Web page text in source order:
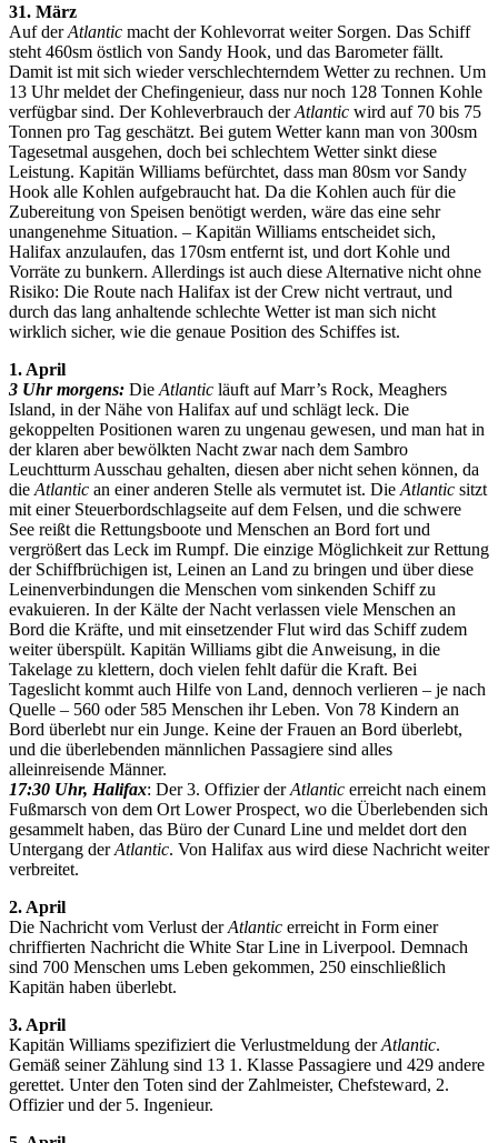
31. März
Auf derAtlantic macht der Kohlevorrat weiter Sorgen. Das Schiff
steht 460sm östlich von Sandy Hook, und das Barometer fällt.
Damit ist mit sich wieder verschlechterndem Wetter zu rechnen. Um
13 Uhr meldet der Chefingenieur, dass nur noch 128 Tonnen Kohle
verfügbar sind. Der Kohleverbrauch derAtlantic wird auf 70 bis 75
Tonnen pro Tag geschätzt. Bei gutem Wetter kann man von 300sm
Tagesetmal ausgehen, doch bei schlechtem Wetter sinkt diese
Leistung. Kapitän Williams befürchtet, dass man 80sm vor Sandy
Hook alle Kohlen aufgebraucht hat. Da die Kohlen auch für die
Zubereitung von Speisen benötigt werden, wäre das eine sehr
unangenehme Situation. – Kapitän Williams entscheidet sich,
Halifax anzulaufen, das 170sm entfernt ist, und dort Kohle und
Vorräte zu bunkern. Allerdings ist auch diese Alternative nicht ohne
Risiko: Die Route nach Halifax ist der Crew nicht vertraut, und
durch das lang anhaltende schlechte Wetter ist man sich nicht
wirklich sicher, wie die genaue Position des Schiffes ist.
1. April
3 Uhr morgens: Die Atlantic läuft auf Marr’s Rock, Meaghers
Island, in der Nähe von Halifax auf und schlägt leck. Die
gekoppelten Positionen waren zu ungenau gewesen, und man hat in
der klaren aber bewölkten Nacht zwar nach dem Sambro
Leuchtturm Ausschau gehalten, diesen aber nicht sehen können, da
die Atlantic an einer anderen Stelle als vermutet ist. Die Atlantic sitzt
mit einer Steuerbordschlagseite auf dem Felsen, und die schwere
See reißt die Rettungsboote und Menschen an Bord fort und
vergrößert das Leck im Rumpf. Die einzige Möglichkeit zur Rettung
der Schiffbrüchigen ist, Leinen an Land zu bringen und über diese
Leinenverbindungen die Menschen vom sinkenden Schiff zu
evakuieren. In der Kälte der Nacht verlassen viele Menschen an
Bord die Kräfte, und mit einsetzender Flut wird das Schiff zudem
weiter überspült. Kapitän Williams gibt die Anweisung, in die
Takelage zu klettern, doch vielen fehlt dafür die Kraft. Bei
Tageslicht kommt auch Hilfe von Land, dennoch verlieren – je nach
Quelle – 560 oder 585 Menschen ihr Leben. Von 78 Kindern an
Bord überlebt nur ein Junge. Keine der Frauen an Bord überlebt,
und die überlebenden männlichen Passagiere sind alles
alleinreisende Männer.
17:30 Uhr, Halifax: Der 3. Offizier derAtlantic erreicht nach einem
Fußmarsch von dem Ort Lower Prospect, wo die Überlebenden sich
gesammelt haben, das Büro der Cunard Line und meldet dort den
Untergang derAtlantic. Von Halifax aus wird diese Nachricht weiter
verbreitet.
2. April
Die Nachricht vom Verlust derAtlantic erreicht in Form einer
chriffierten Nachricht die White Star Line in Liverpool. Demnach
sind 700 Menschen ums Leben gekommen, 250 einschließlich
Kapitän haben überlebt.
3. April
Kapitän Williams spezifiziert die Verlustmeldung derAtlantic.
Gemäß seiner Zählung sind 13 1. Klasse Passagiere und 429 andere
gerettet. Unter den Toten sind der Zahlmeister, Chefsteward, 2.
Offizier und der 5. Ingenieur.